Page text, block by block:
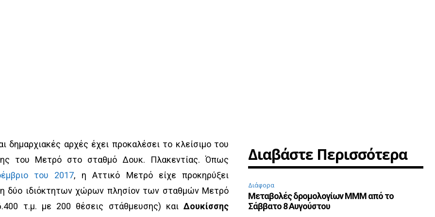
δημαρχιακές αρχές έχει προκαλέσει το κλείσιμο του
του Μετρό στο σταθμό Δουκ. Πλακεντίας. Όπως
του 2017, η Αττικό Μετρό είχε προκηρύξει
δύο ιδιόκτητων χώρων πλησίον των σταθμών Μετρό
τ.μ. με 200 θέσεις στάθμευσης) καιΔουκίσσης
Διαβάστε Περισσότερα
Διάφορα
Μεταβολές δρομολογίων ΜΜΜ από το
Σάββατο 8 Αυγούστου